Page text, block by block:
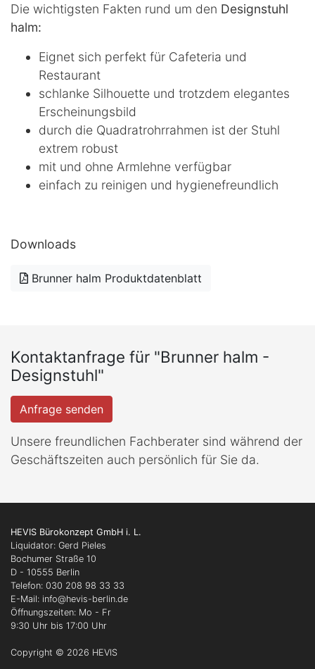
Die wichtigsten Fakten rund um den Designstuhl
halm:
Eignet sich perfekt für Cafeteria und
Restaurant
schlanke Silhouette und trotzdem elegantes
Erscheinungsbild
durch die Quadratrohrrahmen ist der Stuhl
extrem robust
mit und ohne Armlehne verfügbar
einfach zu reinigen und hygienefreundlich
Downloads
Brunner halm Produktdatenblatt
Kontaktanfrage für "Brunner halm -
Designstuhl"
Anfrage senden
Unsere freundlichen Fachberater sind während der
Geschäftszeiten auch persönlich für Sie da.
HEVIS Bürokonzept GmbH i. L.
Liquidator: Gerd Pieles
Bochumer Straße 10
D - 10555 Berlin
Telefon: 030 208 98 33 33
E-Mail: info@hevis-berlin.de
Öffnungszeiten: Mo - Fr
9:30 Uhr bis 17:00 Uhr
Copyright © 2026 HEVIS